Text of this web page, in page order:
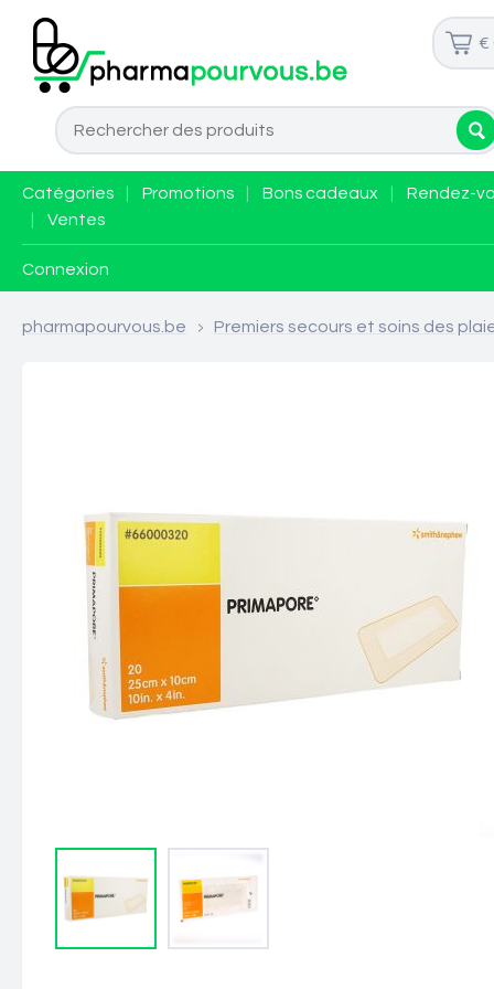
€
Catégories Promotions Bons cadeaux
Rendez-
Ventes
Connexion
pharmapourvous.be > Premiers secours et soins des